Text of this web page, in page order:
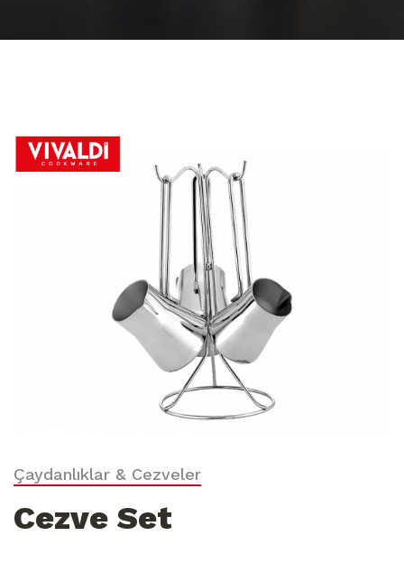
Çaydanlıklar & Cezveler
Cezve Set